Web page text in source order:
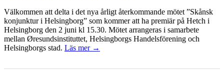
Välkommen att delta i det nya årligt återkommande mötet ”Skånsk
konjunktur i Helsingborg” som kommer att ha premiär på Hetch i
Helsingborg den 2 juni kl 15.30. Mötet arrangeras i samarbete
mellan Øresundsinstituttet, Helsingborgs Handelsförening och
Helsingborgs stad. Läs mer →